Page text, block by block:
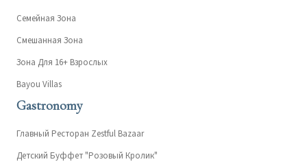
Семейная Зона
Смешанная Зона
Зона Для 16+ Взрослых
Bayou Villas
Gastronomy
Главный Ресторан Zestful Bazaar
Детский Буффет "Розовый Кролик"